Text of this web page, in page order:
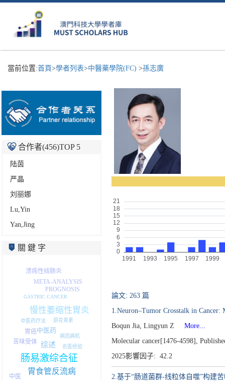
當前位置:首頁>學者列表>中醫藥學院(FC) >孫志廣
合作者(456)TOP 5
陆茵
严晶
刘丽娜
Lu,Yin
Yan,Jing
關 鍵 字
肠易激综合征
胃食管反流病
综述
中医药
慢性萎缩性胃炎
原花青素
中医药疗法
GASTRIC CANCER
名医经验
病因病机
苦味受体
PROGNOSIS
胃癌
META-ANALYSIS
溃疡性结肠炎
中医
論文: 263 篇
1.Neuron–Tumor Crosstalk in Cancer:
Boqun Jia, Lingyun Z
More...
Molecular cancer[1476-4598],
2025影響因子: 42.2
2.基于“肠道菌群-线粒体自噬”构建